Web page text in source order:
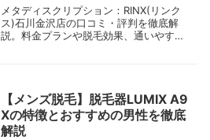
メタディスクリプション：RINX(リンク
ス)石川金沢店の口コミ・評判を徹底解
説。料金プランや脱毛効果、通いやす
すく紹介します。メンズ脱毛初心者の方
【メンズ脱毛】脱毛器LUMIX A9
Xの特徴とおすすめの男性を徹底
解説